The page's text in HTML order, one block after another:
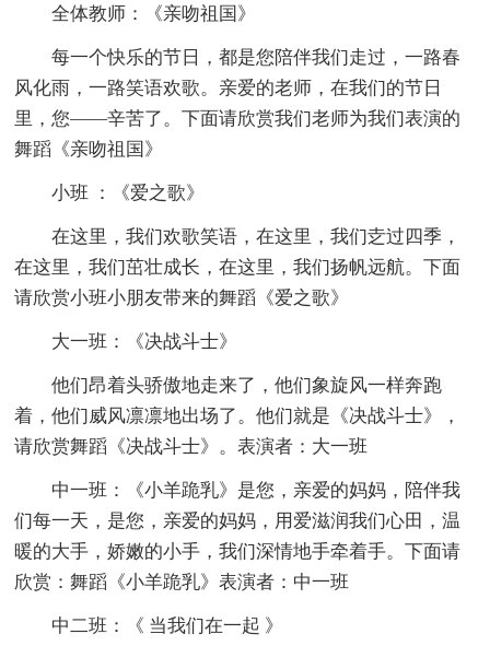
全体教师：《亲吻祖国》
每一个快乐的节日，都是您陪伴我们走过，一路春
风化雨，一路笑语欢歌。亲爱的老师，在我们的节日
里，您——辛苦了。下面请欣赏我们老师为我们表演的
舞蹈《亲吻祖国》
小班 ：《爱之歌》
在这里，我们欢歌笑语，在这里，我们赱过四季，
在这里，我们茁壮成长，在这里，我们扬帆远航。下面
请欣赏小班小朋友带来的舞蹈《爱之歌》
大一班：《决战斗士》
他们昂着头骄傲地走来了，他们象旋风一样奔跑
着，他们威风凛凛地出场了。他们就是《决战斗士》，
请欣赏舞蹈《决战斗士》。表演者：大一班
中一班：《小羊跪乳》是您，亲爱的妈妈，陪伴我
们每一天，是您，亲爱的妈妈，用爱滋润我们心田，温
暖的大手，娇嫩的小手，我们深情地手牵着手。下面请
欣赏：舞蹈《小羊跪乳》表演者：中一班
中二班：《 当我们在一起 》